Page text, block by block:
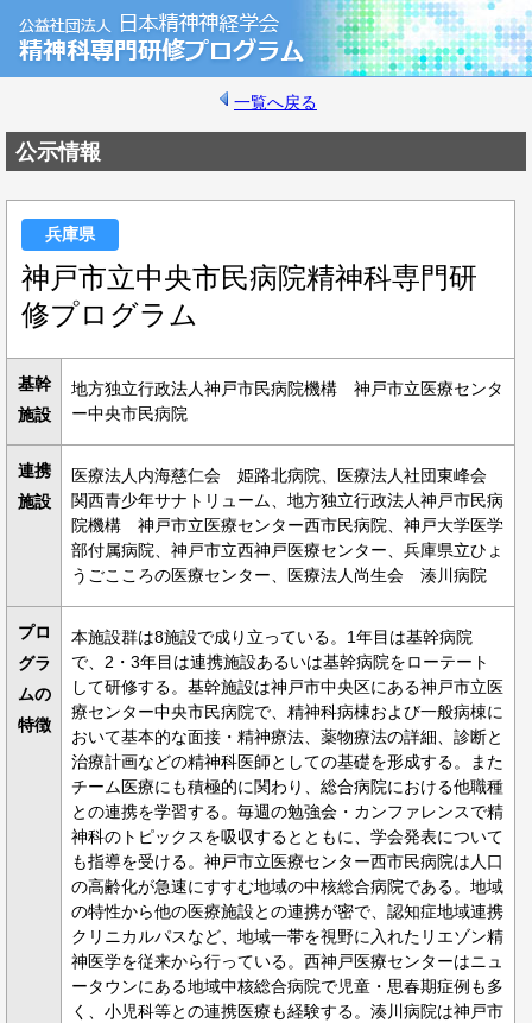
一覧へ戻る
公示情報
兵庫県
神戸市立中央市民病院精神科専門研
修プログラム
基幹
施設
地方独立行政法人神戸市民病院機構 神戸市立医療センタ
ー中央市民病院
連携
施設
医療法人内海慈仁会 姫路北病院、医療法人社団東峰会
関西青少年サナトリューム、地方独立行政法人神戸市民病
院機構 神戸市立医療センター西市民病院、神戸大学医学
部付属病院、神戸市立西神戸医療センター、兵庫県立ひょ
うごこころの医療センター、医療法人尚生会 湊川病院
プロ
グラ
ムの
特徴
本施設群は8施設で成り立っている。1年目は基幹病院
で、2・3年目は連携施設あるいは基幹病院をローテート
して研修する。基幹施設は神戸市中央区にある神戸市立医
療センター中央市民病院で、精神科病棟および一般病棟に
おいて基本的な面接・精神療法、薬物療法の詳細、診断と
治療計画などの精神科医師としての基礎を形成する。また
チーム医療にも積極的に関わり、総合病院における他職種
との連携を学習する。毎週の勉強会・カンファレンスで精
神科のトピックスを吸収するとともに、学会発表について
も指導を受ける。神戸市立医療センター西市民病院は人口
の高齢化が急速にすすむ地域の中核総合病院である。地域
の特性から他の医療施設との連携が密で、認知症地域連携
クリニカルパスなど、地域一帯を視野に入れたリエゾン精
神医学を従来から行っている。西神戸医療センターはニュ
ータウンにある地域中核総合病院で児童・思春期症例も多
く、小児科等との連携医療も経験する。湊川病院は神戸市